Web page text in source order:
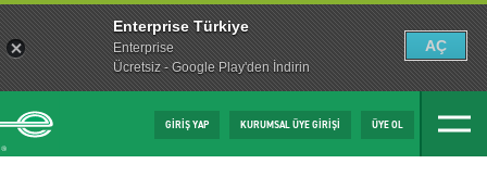
GİRİŞ YAP KURUMSAL ÜYE GİRİŞİ ÜYE OL
Enterprise Türkiye
Enterprise
Ücretsiz - Google Play'den İndirin
AÇ